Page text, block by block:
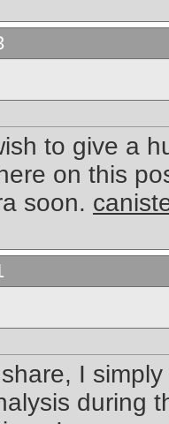
to give a
on this
soon.
I
during